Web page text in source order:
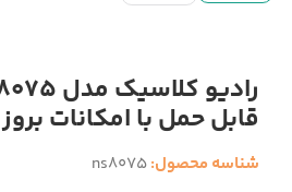
قابل حمل با امکانات بروز
شناسه محصول:ns8075